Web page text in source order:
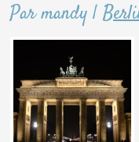
Par mandy |